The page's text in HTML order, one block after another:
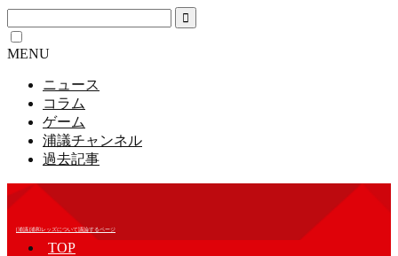
MENU
ニュース
コラム
ゲーム
浦議チャンネル
過去記事
[浦議]浦和レッズについて議論するページ
TOP